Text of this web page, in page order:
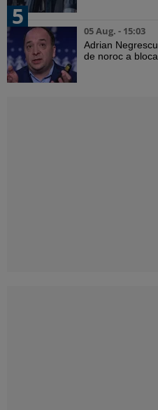
5
05 Aug. - 15:03
Adrian
de noroc a blocat